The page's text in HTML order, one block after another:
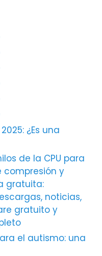
¿Es una
de la CPU para
compresión y
gratuita:
noticias,
gratuito y
el autismo: una